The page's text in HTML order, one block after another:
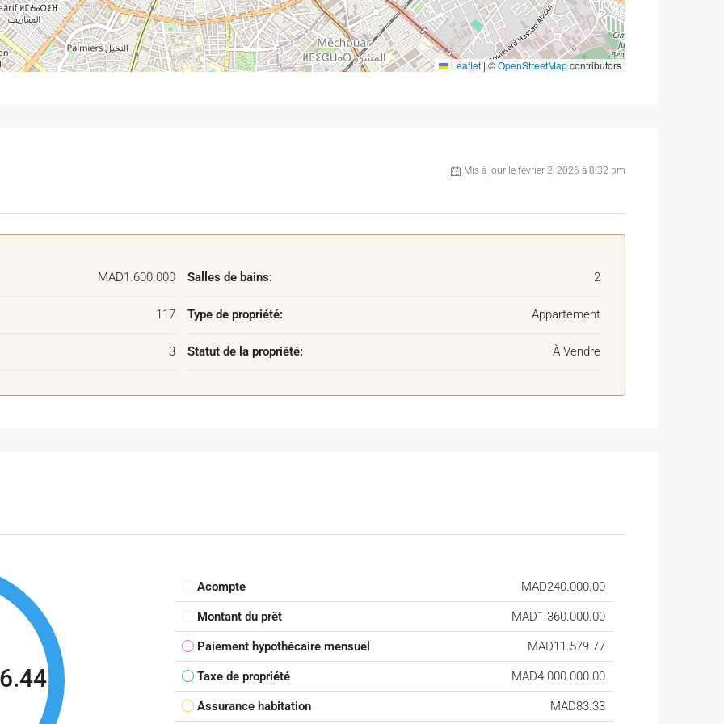
organiser une visite.
Leaflet | ©OpenStreetMapcontributors
Mis à jour le février 2, 2026 à 8:32 pm
MAD1.600.000
117
3
Salles de bains: 2
Type de propriété: Appartement
Statut de la propriété: À Vendre
Acompte MAD240.000.00
Montant du prêt MAD1.360.000.00
Paiement hypothécaire mensuel MAD11.579.77
Taxe de propriété MAD4.000.000.00
Assurance habitation MAD83.33